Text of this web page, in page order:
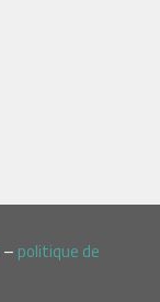
– politique de